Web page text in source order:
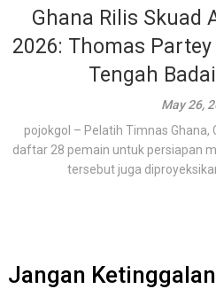
Ghana Rilis Skuad
2026: Thomas
Tengah
May 26,
pojokgol – Pelatih Timnas Ghana,
daftar 28 pemain untuk persiapan
tersebut juga
Jangan Ketinggalan